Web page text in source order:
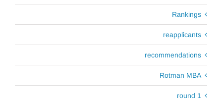
Rankings
reapplicants
recommendations
Rotman MBA
round 1